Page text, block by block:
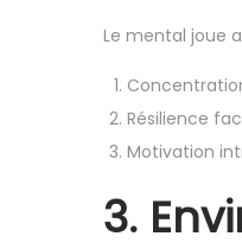
Le mental joue
Résilience
Motivation
3.